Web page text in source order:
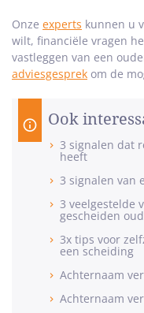
Onze experts kunnen u
wilt, financiële vragen
vastleggen van een
adviesgesprek om de
Ook
3 signalen dat
heeft
3 signalen van
3 veelgestelde
gescheiden
3x tips voor
een scheiding
Achternaam
Achternaam